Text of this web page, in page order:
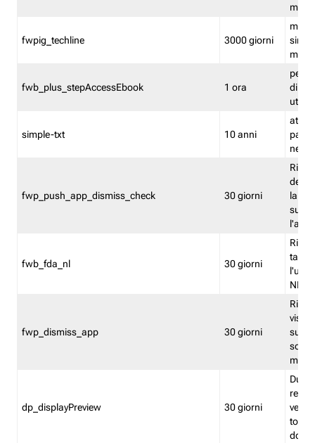
fwpig_techline 3000 giorni
fwb_plus_stepAccessEbook 1 ora
di un
simple-txt 10 anni
attiva
fwp_push_app_dismiss_check 30 giorni
la
fwb_fda_nl 30 giorni
NL
fwp_dismiss_app 30 giorni
visto
dp_displayPreview 30 giorni
torna
dopo